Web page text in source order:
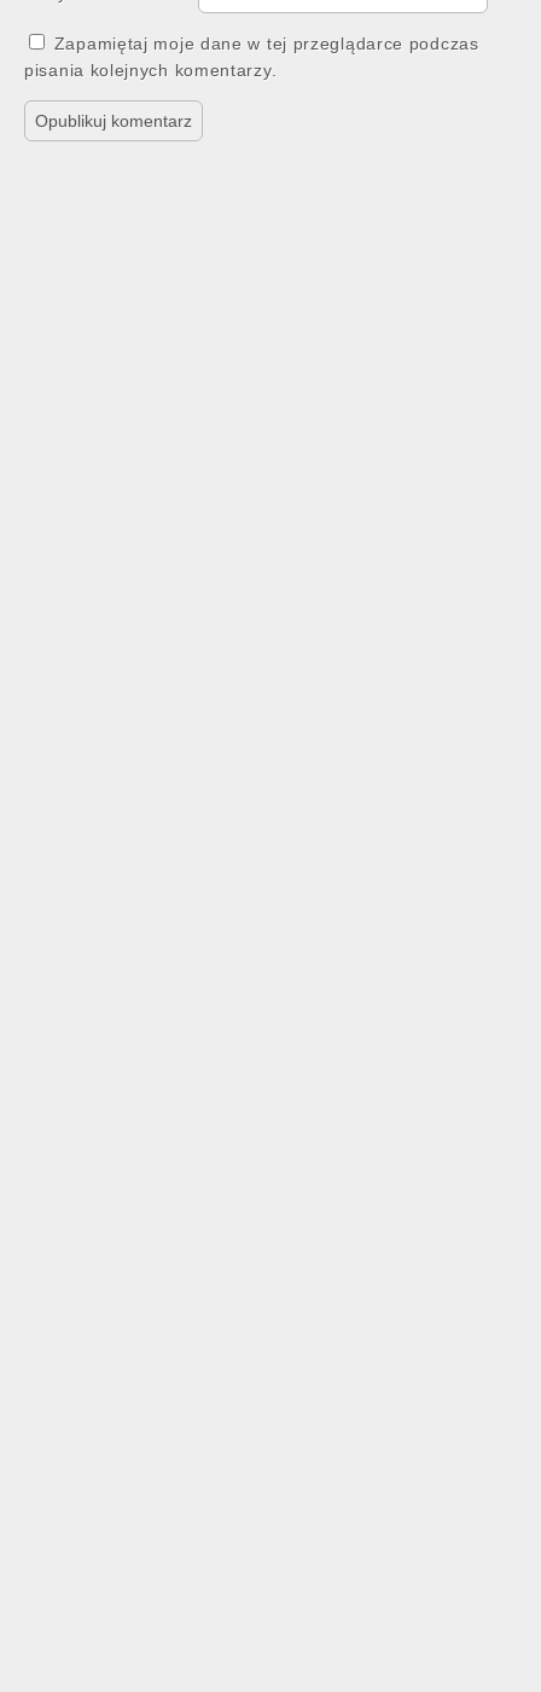
Zapamiętaj moje dane w tej przeglądarce podczas
pisania kolejnych komentarzy.